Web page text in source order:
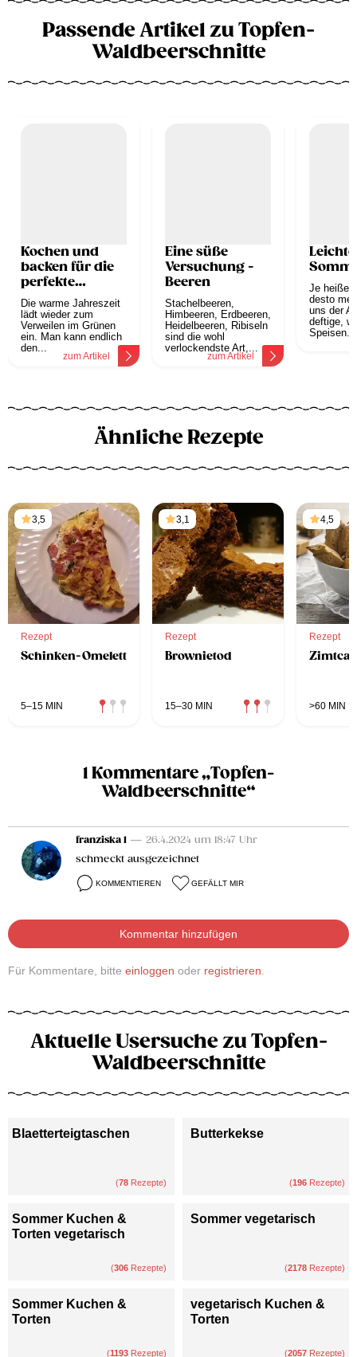
Passende Artikel zu Topfen-
Waldbeerschnitte
Kochen und
backen für die
perfekte
Gartenparty
Die warme Jahreszeit
lädt wieder zum
Verweilen im Grünen
ein. Man kann endlich
den...
zum Artikel
Eine süße
Versuchung -
Beeren
Stachelbeeren,
Himbeeren, Erdbeeren,
Heidelbeeren, Ribiseln
sind die wohl
verlockendste Art,...
zum Artikel
Leichte
Je heißer
desto
uns der
deftige,
Speisen.
Ähnliche Rezepte
3,5
Rezept
Schinken-Omelett
5–15 MIN
3,1
Rezept
Brownietod
15–30 MIN
4,5
Rezept
>60 MIN
1 Kommentare „Topfen-
Waldbeerschnitte“
franziska 1 — 26.4.2024 um 18:47 Uhr
schmeckt ausgezeichnet
KOMMENTIEREN GEFÄLLT MIR
Kommentar hinzufügen
Für Kommentare, bitte einloggen oder registrieren.
Aktuelle Usersuche zu Topfen-
Waldbeerschnitte
Blaetterteigtaschen
(78 Rezepte)
Butterkekse
(196 Rezepte)
Sommer Kuchen &
Torten vegetarisch
(306 Rezepte)
Sommer vegetarisch
(2178 Rezepte)
Sommer Kuchen &
Torten
(1193 Rezepte)
vegetarisch Kuchen &
Torten
(2057 Rezepte)